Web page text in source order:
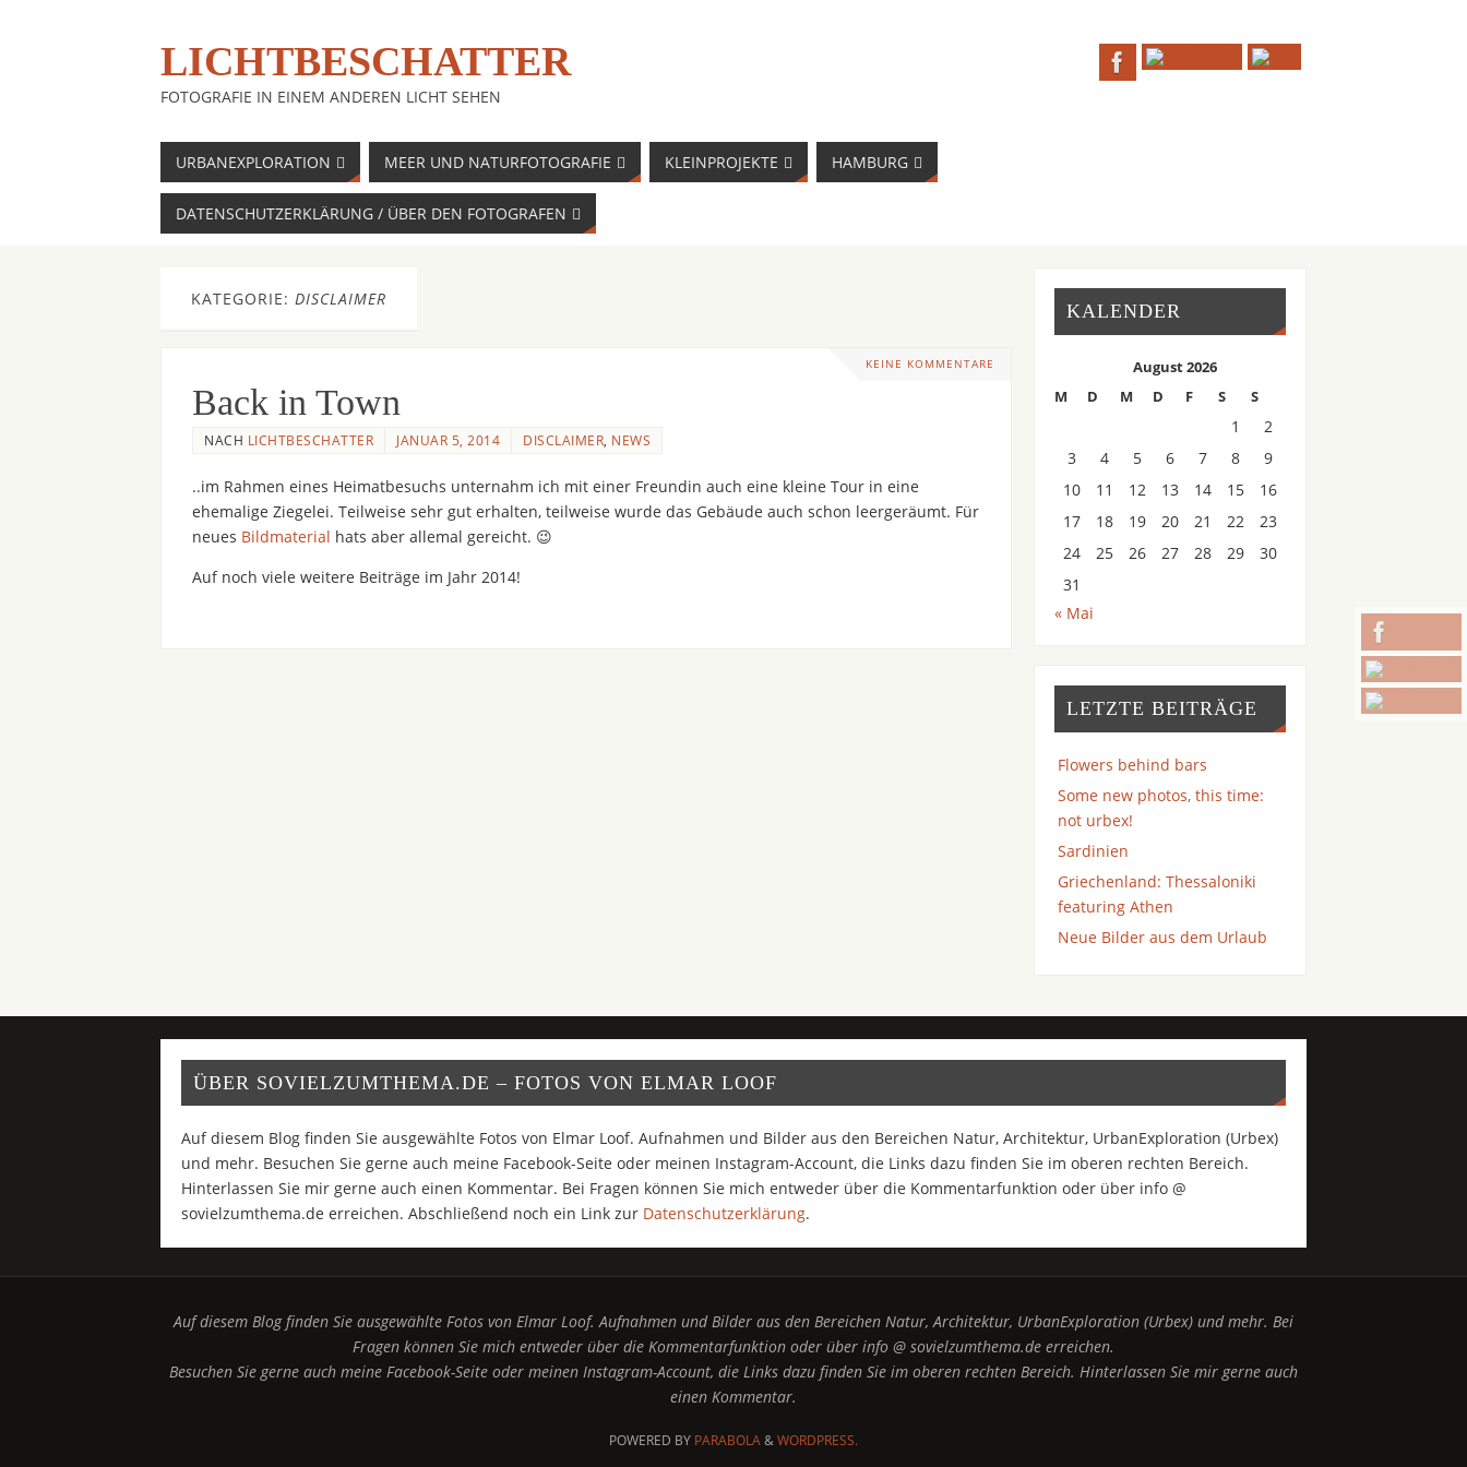
LICHTBESCHATTER
FOTOGRAFIE IN EINEM ANDEREN LICHT SEHEN
URBANEXPLORATION MEER UND NATURFOTOGRAFIE KLEINPROJEKTE HAMBURG
DATENSCHUTZERKLÄRUNG / ÜBER DEN FOTOGRAFEN
KATEGORIE: DISCLAIMER
KEINE KOMMENTARE
Back in Town
NACH LICHTBESCHATTER JANUAR 5, 2014 DISCLAIMER NEWS
..im Rahmen eines Heimatbesuchs unternahm ich mit einer Freundin auch eine kleine Tour in eine
ehemalige Ziegelei. Teilweise sehr gut erhalten, teilweise wurde das Gebäude auch schon leergeräumt. Für
neues Bildmaterial hats aber allemal gereicht. 😉
Auf noch viele weitere Beiträge im Jahr 2014!
KALENDER
August 2026
M
D M D F S S
1
2
3
4 5 6 7 8
9
10
11 12 13 14 15
16
17
18 19 20 21 22
23
24
25 26 27 28 29
30
31
« Mai
LETZTE BEITRÄGE
Flowers behind bars
Some new photos, this time:
not urbex!
Sardinien
Griechenland: Thessaloniki
featuring Athen
Neue Bilder aus dem Urlaub
ÜBER SOVIELZUMTHEMA.DE – FOTOS VON ELMAR LOOF
Auf diesem Blog finden Sie ausgewählte Fotos von Elmar Loof. Aufnahmen und Bilder aus den Bereichen Natur, Architektur, UrbanExploration (Urbex)
und mehr. Besuchen Sie gerne auch meine Facebook-Seite oder meinen Instagram-Account, die Links dazu finden Sie im oberen rechten Bereich.
Hinterlassen Sie mir gerne auch einen Kommentar. Bei Fragen können Sie mich entweder über die Kommentarfunktion oder über info @
sovielzumthema.de erreichen. Abschließend noch ein Link zur Datenschutzerklärung.
Auf diesem Blog finden Sie ausgewählte Fotos von Elmar Loof. Aufnahmen und Bilder aus den Bereichen Natur, Architektur, UrbanExploration (Urbex) und mehr. Bei
Fragen können Sie mich entweder über die Kommentarfunktion oder über info @ sovielzumthema.de erreichen.
Besuchen Sie gerne auch meine Facebook-Seite oder meinen Instagram-Account, die Links dazu finden Sie im oberen rechten Bereich. Hinterlassen Sie mir gerne auch
einen Kommentar.
POWERED BY PARABOLA&WORDPRESS.